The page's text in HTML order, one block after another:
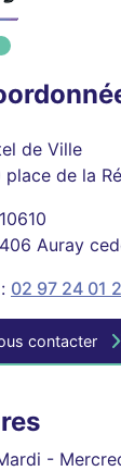
de Ville
place de la
Auray
02 97 24 01
contacter
-